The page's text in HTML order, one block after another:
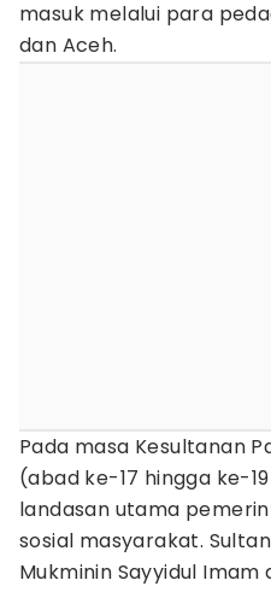
masuk melalui para
dan Aceh.
Pada masa Kesultanan
(abad ke-17 hingga ke-
landasan utama
sosial masyarakat.
Mukminin Sayyidul Imam